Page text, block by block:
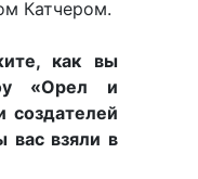
Катчером.
как вы
«Орел и
создателей
вас взяли в